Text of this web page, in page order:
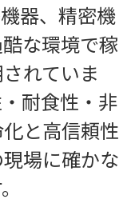
器、精密機
な環境で稼
れていま
耐食性・非
と高信頼性
場に確かな